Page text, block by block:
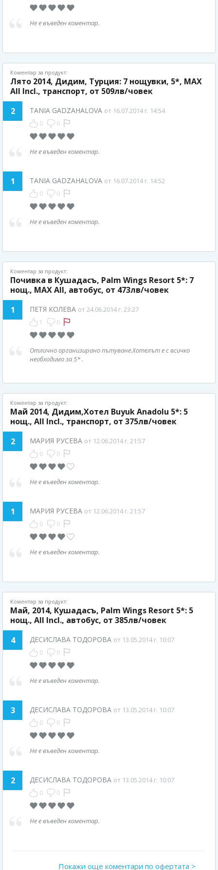
Не е въведен коментар.
Коментар за продукт:
Лято 2014, Дидим, Турция: 7 нощувки, 5*, MAX
All Incl., транспорт, от 509лв/човек
2
TANIA GADZAHALOVA от 16.07.2014 г. 14:54
0 0
Не е въведен коментар.
1 TANIA GADZAHALOVA от 16.07.2014 г. 14:52
0 0
Не е въведен коментар.
Коментар за продукт:
Почивка в Кушадасъ, Palm Wings Resort 5*: 7
нощ., MAX All, автобус, от 473лв/човек
1
ПЕТЯ КОЛЕВА от 24.06.2014 г. 23:27
1 0
Отлично организирано пътуване.Хотелът е с всичко
необходимо за 5* .
Коментар за продукт:
Май 2014, Дидим,Хотел Buyuk Anadolu 5*: 5
нощ., All Incl., транспорт, от 375лв/човек
2
МАРИЯ РУСЕВА от 12.06.2014 г. 21:57
0 0
Не е въведен коментар.
1 МАРИЯ РУСЕВА от 12.06.2014 г. 21:57
0 0
Не е въведен коментар.
Коментар за продукт:
Май, 2014, Кушадасъ, Palm Wings Resort 5*: 5
нощ., All Incl., автобус, от 385лв/човек
4
ДЕСИСЛАВА ТОДОРОВА от 13.05.2014 г. 10:07
0 0
Не е въведен коментар.
3 ДЕСИСЛАВА ТОДОРОВА от 13.05.2014 г. 10:07
0 0
Не е въведен коментар.
2 ДЕСИСЛАВА ТОДОРОВА от 13.05.2014 г. 10:07
0 0
Не е въведен коментар.
Покажи още коментари по офертата >